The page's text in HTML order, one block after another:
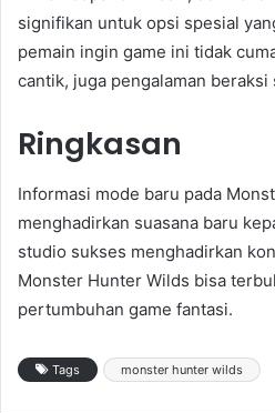
signifikan untuk opsi spesial
pemain ingin game ini tidak
cantik, juga pengalaman beraksi
Ringkasan
Informasi mode baru pada
menghadirkan suasana baru
studio sukses menghadirkan
Monster Hunter Wilds bisa
pertumbuhan game fantasi.
Tags monster hunter wilds